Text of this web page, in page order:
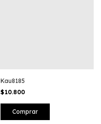
Kau8185
$10.800
Comprar